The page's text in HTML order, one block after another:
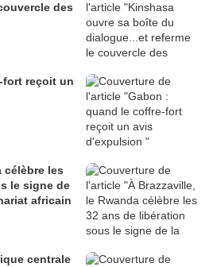
des
fort reçoit un
célèbre les
le signe de
africain
centrale